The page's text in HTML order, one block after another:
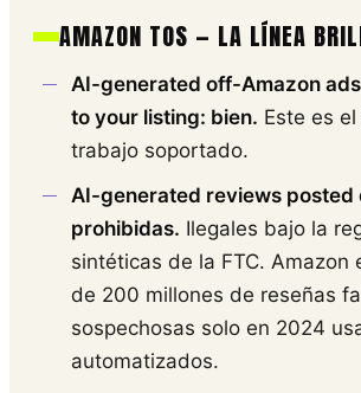
AMAZON TOS — LA LÍNEA
AI-generated off-Amazon
to your listing: bien. Este es
trabajo soportado.
AI-generated reviews posted
prohibidas. Ilegales bajo la
sintéticas de la FTC. Amazon
de 200 millones de reseñas
sospechosas solo en 2024
automatizados.